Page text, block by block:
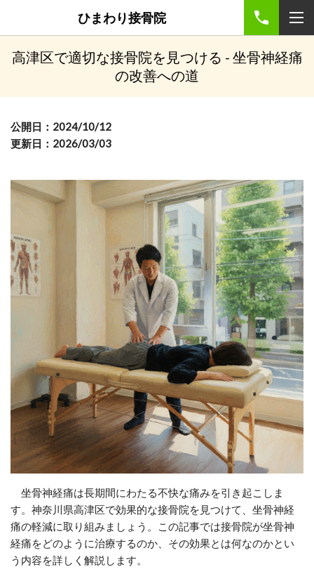
ひまわり接骨院
高津区で適切な接骨院を見つける - 坐骨神経痛
の改善への道
公開日：2024/10/12
更新日：2026/03/03
坐骨神経痛は長期間にわたる不快な痛みを引き起こしま
す。神奈川県高津区で効果的な接骨院を見つけて、坐骨神経
痛の軽減に取り組みましょう。この記事では接骨院が坐骨神
経痛をどのように治療するのか、その効果とは何なのかとい
う内容を詳しく解説します。